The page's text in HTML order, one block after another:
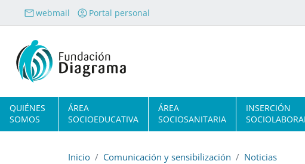
Pasar al contenido principal
webmail Portal personal
Navegación principal
QUIÉNES
SOMOS
ÁREA
SOCIOEDUCATIVA
ÁREA
SOCIOSANITARIA
INSERCIÓN
Inicio Comunicación y sensibilización Noticias